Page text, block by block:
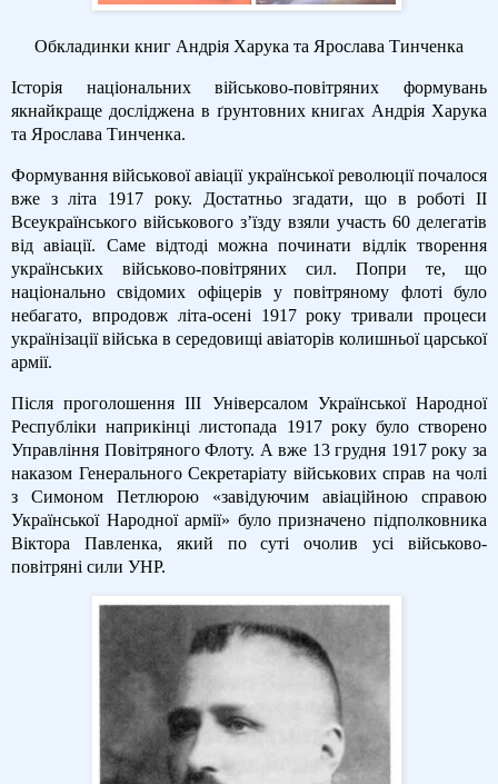
Обкладинки книг Андрія Харука та Ярослава Тинченка
Історія національних військово-повітряних формувань
якнайкраще досліджена в ґрунтовних книгах Андрія Харука
та Ярослава Тинченка.
Формування військової авіації української революції почалося
вже з літа 1917 року. Достатньо згадати, що в роботі II
Всеукраїнського військового з’їзду взяли участь 60 делегатів
від авіації. Саме відтоді можна починати відлік творення
українських військово-повітряних сил. Попри те, що
національно свідомих офіцерів у повітряному флоті було
небагато, впродовж літа-осені 1917 року тривали процеси
українізації війська в середовищі авіаторів колишньої царської
армії.
Після проголошення ІІІ Універсалом Української Народної
Республіки наприкінці листопада 1917 року було створено
Управління Повітряного Флоту. А вже 13 грудня 1917 року за
наказом Генерального Секретаріату військових справ на чолі
з Симоном Петлюрою «завідуючим авіаційною справою
Української Народної армії» було призначено підполковника
Віктора Павленка, який по суті очолив усі військово-
повітряні сили УНР.